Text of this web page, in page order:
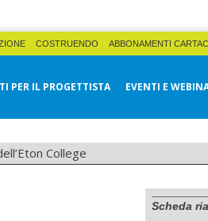
COSTRUENDO ABBONAMENTI
PER IL PROGETTISTA EVENTI E
College
Scheda